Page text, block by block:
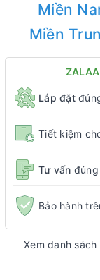
Miền
Miền
ZALAA
Lắp đặt
Tiết kiệm
Tư vấn
Bảo hành
Xem danh sách